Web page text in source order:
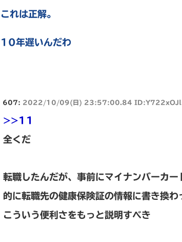
これは正解。
10年遅いんだわ
607: 2022/10/09(日) 23:57:00.84
>>11
全くだ
転職したんだが、事前にマイナンバーカ
的に転職先の健康保険証の情報に書き換わ
こういう便利さをもっと説明すべき